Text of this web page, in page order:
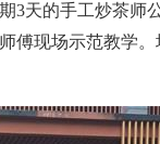
3天的手工炒茶
傅现场示范教学